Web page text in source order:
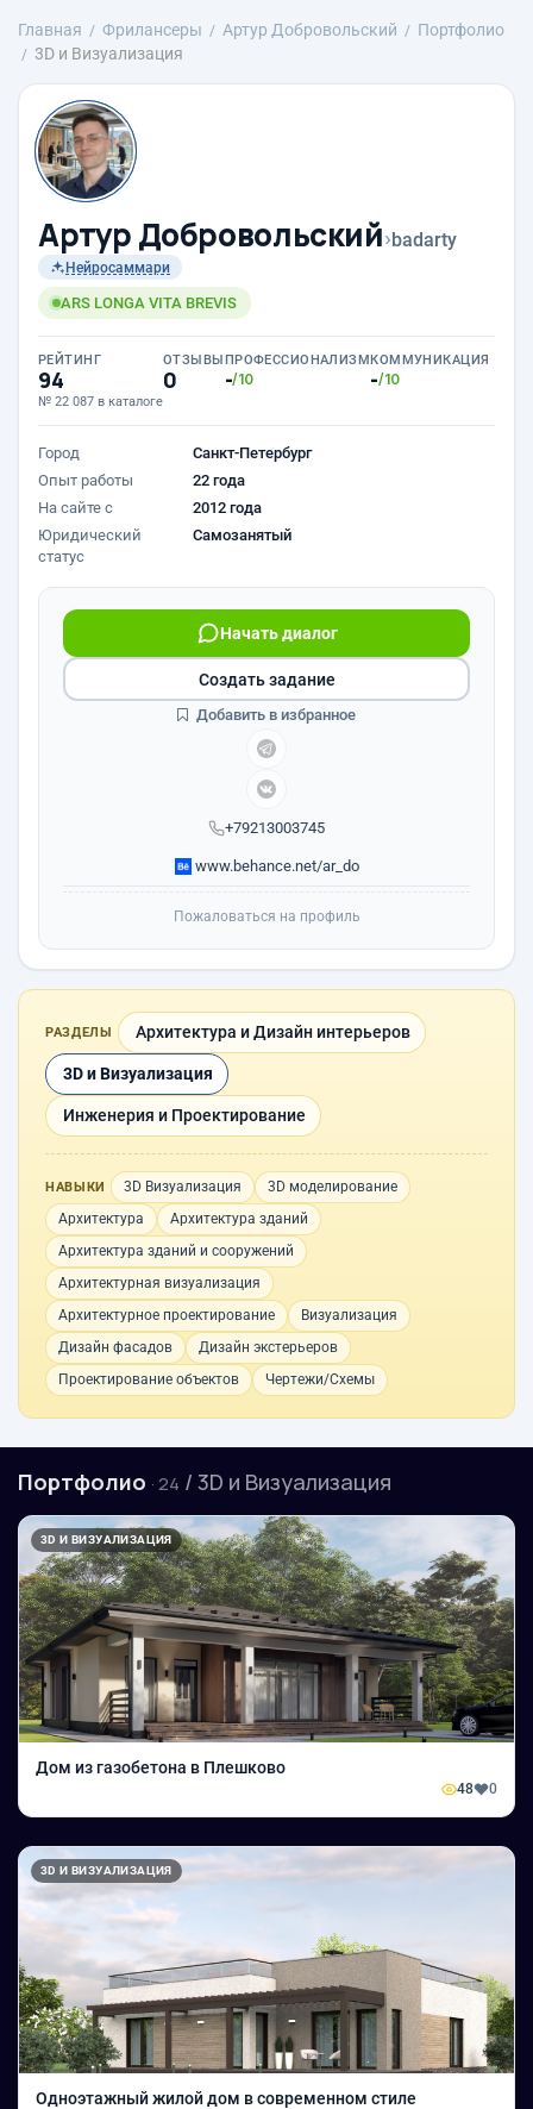
Главная Фрилансеры Артур Добровольский
Портфолио
3D и Визуализация
Артур Добровольский›badarty
Нейросаммари
ARS LONGA VITA BREVIS
РЕЙТИНГ
94
№ 22 087 в каталоге
ОТЗЫВЫ
0
ПРОФЕССИОНАЛИЗМ
-/10
КОММУНИКАЦИЯ
-/10
Город
Санкт-Петербург
Опыт работы
22 года
На сайте с
2012 года
Юридический
статус
Самозанятый
+79213003745
Начать диалог
www.behance.net/ar_do
Создать задание
Добавить в избранное
Пожаловаться на профиль
РАЗДЕЛЫ Архитектура и Дизайн интерьеров
3D и Визуализация
Инженерия и Проектирование
НАВЫКИ 3D Визуализация
3D моделирование
Архитектура
Архитектура зданий
Архитектура зданий и сооружений
Архитектурная визуализация
Архитектурное проектирование
Визуализация
Дизайн фасадов
Дизайн экстерьеров
Проектирование объектов
Чертежи/Схемы
Портфолио · 24 / 3D и Визуализация
3D И ВИЗУАЛИЗАЦИЯ
Дом из газобетона в Плешково
48 0
3D И ВИЗУАЛИЗАЦИЯ
Одноэтажный жилой дом в современном стиле